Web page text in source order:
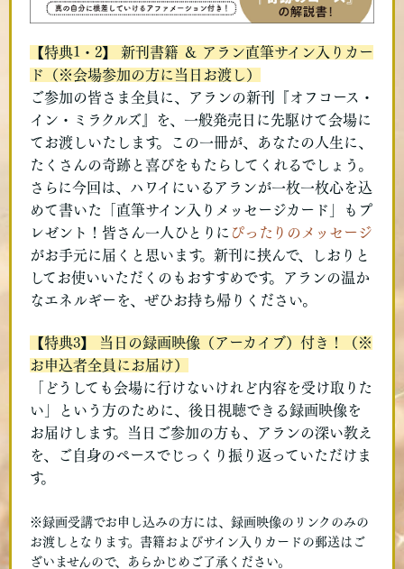
【特典1・2】 新刊書籍 ＆ アラン直筆サイン入りカー
ド（※会場参加の方に当日お渡し）
ご参加の皆さま全員に、アランの新刊『オフコース・
イン・ミラクルズ』を、一般発売日に先駆けて会場に
てお渡しいたします。
この一冊が、あなたの人生に、
たくさんの奇跡と喜びをもたらしてくれるでしょう。
さらに今回は、ハワイにいるアランが一枚一枚心を込
めて書いた「直筆サイン入りメッセージカード」もプ
レゼント！皆さん一人ひとりに ぴったりのメッセージ
がお手元に届くと思います。新刊に挟んで、しおりと
してお使いいただくのもおすすめです。アランの温か
なエネルギーを、ぜひお持ち帰りください。
【特典3】 当日の録画映像（アーカイブ）付き！（※
お申込者全員にお届け）
どうしても会場に行けないけれど内容を受け取りた
い」という方のために、後日視聴できる録画映像を
お届けします。当日ご参加の方も、アランの深い教え
を、ご自身のペースでじっくり振り返っていただけま
す。
※録画受講でお申し込みの方には、録画映像のリンクのみの
お渡しとなります。書籍およびサイン入りカードの郵送はご
ざいませんので、あらかじめご了承ください。